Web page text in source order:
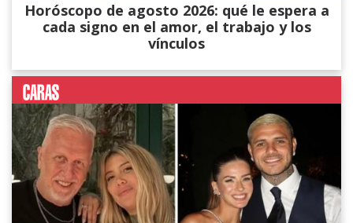
Horóscopo de agosto 2026: qué le espera a
cada signo en el amor, el trabajo y los
vínculos